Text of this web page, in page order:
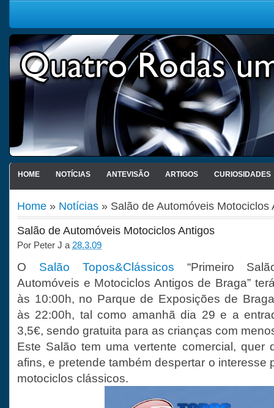
HOME NOTÍCIAS ANTEVISÃO ARTIGOS CURIOSIDADES
Home » Notícias » Salão de Automóveis Motociclos
Salão de Automóveis Motociclos Antigos
Por Peter J a 28.3.09
O Salão Topos&Clássicos “Primeiro
Automóveis e Motociclos Antigos de Braga”
às 10:00h, no Parque de Exposições de
às 22:00h, tal como amanhã dia 29 e a
3,5€, sendo gratuita para as crianças com
Este Salão tem uma vertente comercial, quer
afins, e pretende também despertar o interesse
motociclos clássicos.